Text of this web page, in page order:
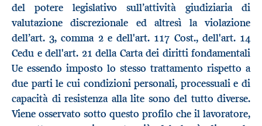
del potere legislativo sull’attività giudiziaria di
valutazione discrezionale ed altresì la violazione
dell’art. 3, comma 2 e dell'art. 117 Cost., dell'art. 14
Cedu e dell'art. 21 della Carta dei diritti fondamentali
Ue essendo imposto lo stesso trattamento rispetto a
due parti le cui condizioni personali, processuali e di
capacità di resistenza alla lite sono del tutto diverse.
Viene osservato sotto questo profilo che il lavoratore,